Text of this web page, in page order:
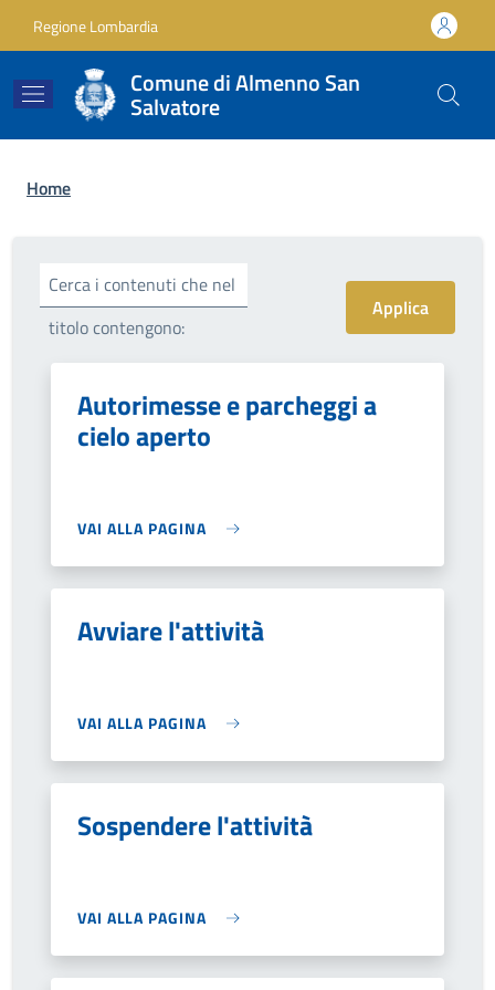
Regione Lombardia
Comune di Almenno San
Salvatore
Briciole di pane
Home
Cerca i contenuti che nel
titolo contengono:
Autorimesse e parcheggi a
cielo aperto
VAI ALLA PAGINA
Avviare l'attività
VAI ALLA PAGINA
Sospendere l'attività
VAI ALLA PAGINA